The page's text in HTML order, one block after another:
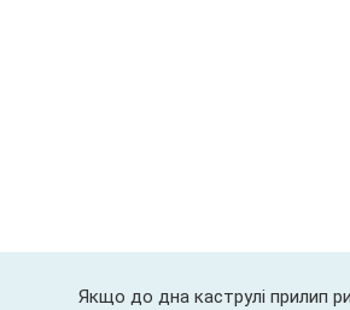
Якщо до дна каструлі прилип